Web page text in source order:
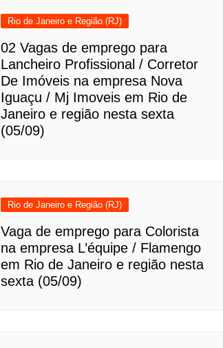
Rio de Janeiro e Região (RJ)
02 Vagas de emprego para
Lancheiro Profissional / Corretor
De Imóveis na empresa Nova
Iguaçu / Mj Imoveis em Rio de
Janeiro e região nesta sexta
(05/09)
Rio de Janeiro e Região (RJ)
Vaga de emprego para Colorista
na empresa L’équipe / Flamengo
em Rio de Janeiro e região nesta
sexta (05/09)